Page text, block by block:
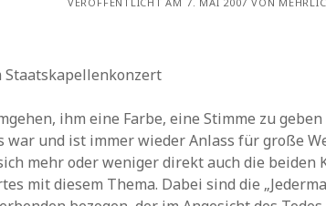
Features(89)
Südtirol(2)
Unkategorisiert (8)
Weblog
(711)
Wien(45)
Staatskapellenkonzert
ihm eine Farbe, eine Stimme zu
war und ist immer wieder Anlass für große
mehr oder weniger direkt auch die beiden
mit diesem Thema. Dabei sind die